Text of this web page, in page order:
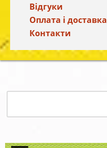
Відгуки
Оплата і доставка
Контакти